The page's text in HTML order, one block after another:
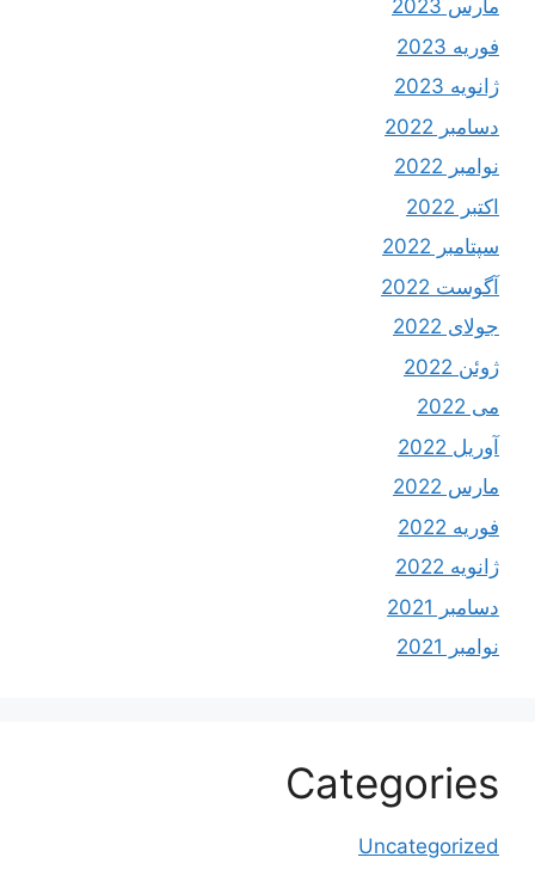
مارس 2023
فوریه 2023
ژانویه 2023
دسامبر 2022
نوامبر 2022
اکتبر 2022
سپتامبر 2022
آگوست 2022
جولای 2022
ژوئن 2022
می 2022
آوریل 2022
مارس 2022
فوریه 2022
ژانویه 2022
دسامبر 2021
نوامبر 2021
Categories
Uncategorized